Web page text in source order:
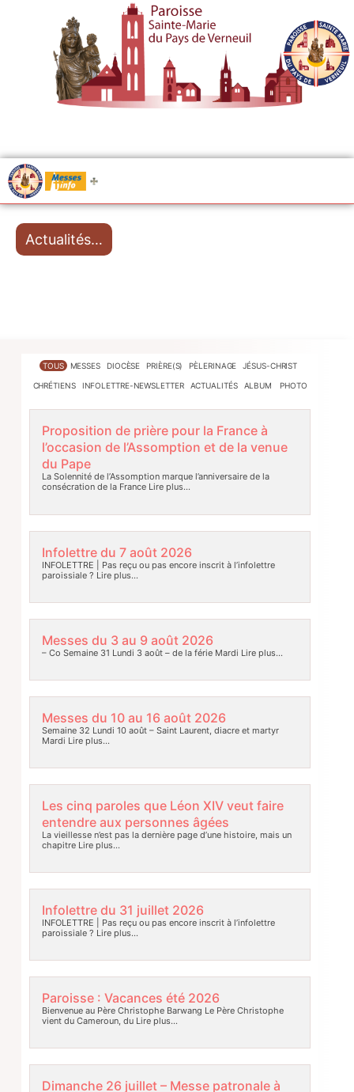
Messes
Actualités…
TOUS MESSES DIOCÈSE PRIÈRE(S) PÈLERINAGE JÉSUS-CHRIST
CHRÉTIENS INFOLETTRE-NEWSLETTER ACTUALITÉS ALBUM PHOTO
Proposition de prière pour la France à
l’occasion de l’Assomption et de la venue
du Pape
La Solennité de l’Assomption marque l’anniversaire de la
consécration de la FranceLire plus…
Infolettre du 7 août 2026
INFOLETTRE | Pas reçu ou pas encore inscrit à l’infolettre
paroissiale ? Lire plus…
Messes du 3 au 9 août 2026
– Co Semaine 31 Lundi 3 août – de la férie Mardi Lire plus…
Messes du 10 au 16 août 2026
Semaine 32 Lundi 10 août – Saint Laurent, diacre et martyr
Mardi Lire plus…
Les cinq paroles que Léon XIV veut faire
entendre aux personnes âgées
La vieillesse n’est pas la dernière page d’une histoire, mais un
chapitreLire plus…
Infolettre du 31 juillet 2026
INFOLETTRE | Pas reçu ou pas encore inscrit à l’infolettre
paroissiale ? Lire plus…
Paroisse : Vacances été 2026
Bienvenue au Père Christophe Barwang Le Père Christophe
vient du Cameroun, duLire plus…
Dimanche 26 juillet – Messe patronale à